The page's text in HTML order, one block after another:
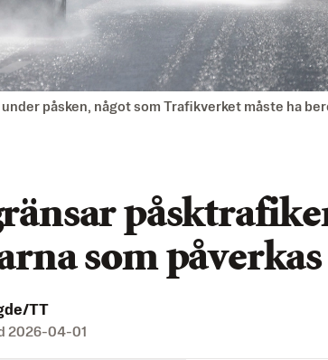
påsken, något som Trafikverket måste ha
som påverkas
TT
2026-04-01